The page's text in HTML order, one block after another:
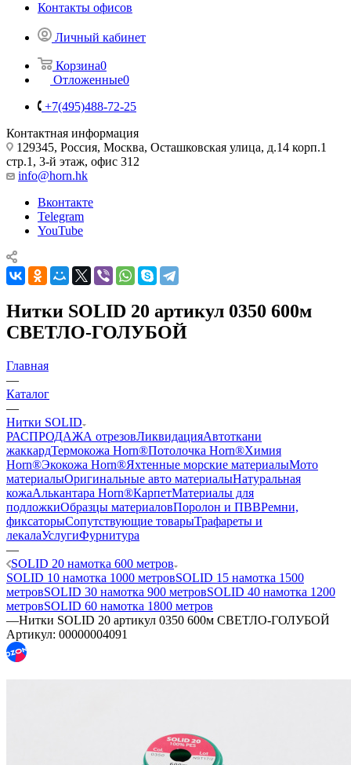
Контакты офисов
Личный кабинет
Корзина0
Отложенные0
+7(495)488-72-25
Контактная информация
129345, Россия, Москва, Осташковская улица, д.14 корп.1
стр.1, 3-й этаж, офис 312
info@horn.hk
Вконтакте
Telegram
YouTube
Нитки SOLID 20 артикул 0350 600м
СВЕТЛО-ГОЛУБОЙ
Главная
—
Каталог
—
Нитки SOLID
РАСПРОДАЖА отрезовЛиквидацияАвтоткани
жаккардТермокожа Horn®Потолочка Horn®Химия
Horn®Экокожа Horn®Яхтенные морские материалыМото
материалыОригинальные авто материалыНатуральная
кожаАлькантара Horn®КарпетМатериалы для
подложкиОбразцы материаловПоролон и ПВВРемни,
фиксаторыСопутствующие товарыТрафареты и
лекалаУслугиФурнитура
—
SOLID 20 намотка 600 метров
SOLID 10 намотка 1000 метровSOLID 15 намотка 1500
метровSOLID 30 намотка 900 метровSOLID 40 намотка 1200
метровSOLID 60 намотка 1800 метров
—Нитки SOLID 20 артикул 0350 600м СВЕТЛО-ГОЛУБОЙ
Артикул: 00000004091